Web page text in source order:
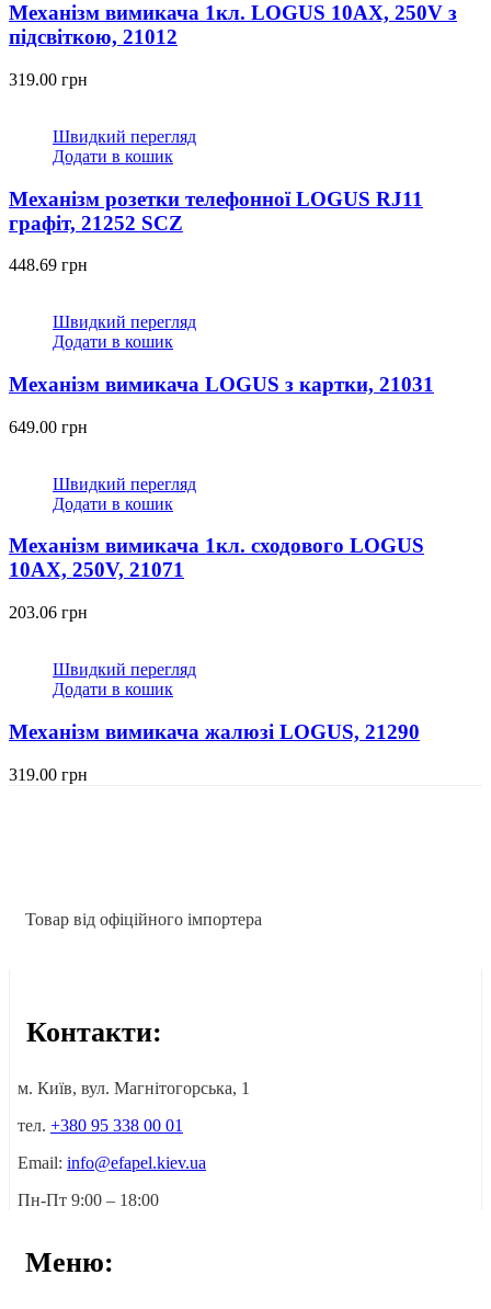
Механізм вимикача 1кл. LOGUS 10АХ, 250V з
підсвіткою, 21012
319.00 грн
Швидкий перегляд
Додати в кошик
Механізм розетки телефонної LOGUS RJ11
графіт, 21252 SCZ
448.69 грн
Швидкий перегляд
Додати в кошик
Механізм вимикача LOGUS з картки, 21031
649.00 грн
Швидкий перегляд
Додати в кошик
Механізм вимикача 1кл. сходового LOGUS
10АХ, 250V, 21071
203.06 грн
Швидкий перегляд
Додати в кошик
Механізм вимикача жалюзі LOGUS, 21290
319.00 грн
Товар від офіційного імпортера
Контакти:
м. Київ, вул. Магнітогорська, 1
тел. +380 95 338 00 01
Email: info@efapel.kiev.ua
Пн-Пт 9:00 – 18:00
Меню: